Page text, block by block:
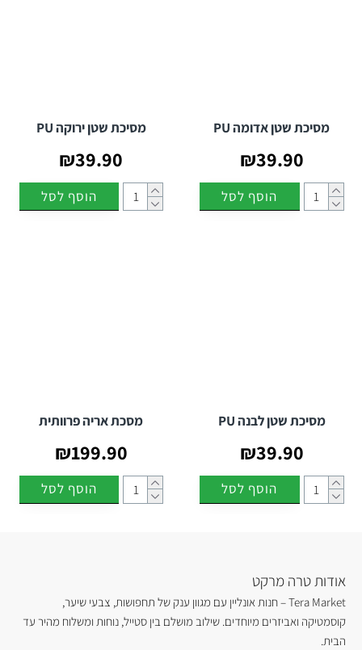
מסיכת שטן אדומה PU
₪39.90
הוסף לסל
מסיכת שטן ירוקה PU
₪39.90
הוסף לסל
מסיכת שטן לבנה PU
₪39.90
הוסף לסל
מסכת אריה פרוותית
₪199.90
הוסף לסל
אודות טרה מרקט
Tera Market – חנות אונליין עם מגוון ענק של תחפושות, צבעי שיער,
קוסמטיקה ואביזרים מיוחדים. שילוב מושלם בין סטייל, נוחות ומשלוח מהיר עד
הבית.